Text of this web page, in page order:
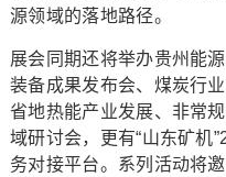
源领域的落地路径。
展会同期还将举办贵州能
装备成果发布会、煤炭行
省地热能产业发展、非常
域研讨会，更有“山东矿机
务对接平台。系列活动将